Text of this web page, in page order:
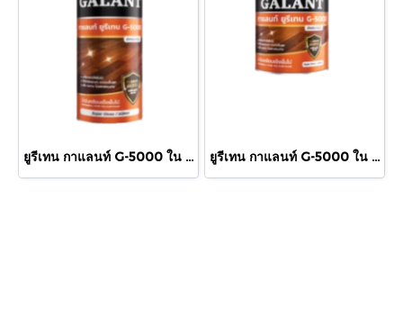
ยูรีเทน กาแลนท์ G-5000 ใน 875cc. ยูรีเทน กาแลนท์ G-5000 ใน 460cc.